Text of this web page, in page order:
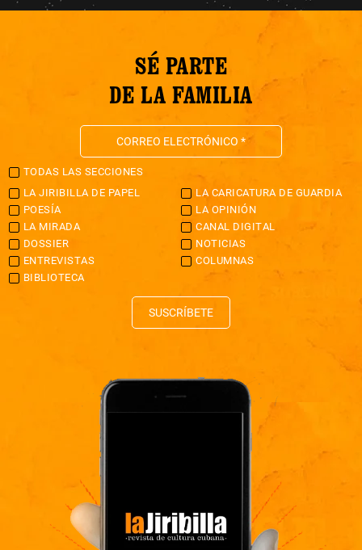
SÉ PARTE
DE LA FAMILIA
TODAS LAS SECCIONES
LA JIRIBILLA DE PAPEL
LA CARICATURA DE GUARDIA
POESÍA
LA OPINIÓN
LA MIRADA
CANAL DIGITAL
DOSSIER
NOTICIAS
ENTREVISTAS
COLUMNAS
BIBLIOTECA
SUSCRÍBETE